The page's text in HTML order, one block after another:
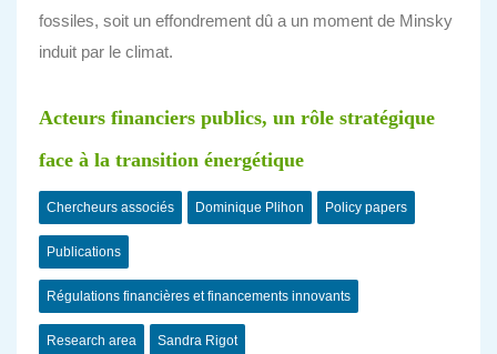
fossiles, soit un effondrement dû a un moment de Minsky
induit par le climat.
Acteurs financiers publics, un rôle stratégique
face à la transition énergétique
Chercheurs associés Dominique Plihon Policy papers
Publications
Régulations financières et financements innovants
Research area Sandra Rigot